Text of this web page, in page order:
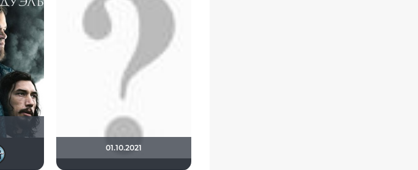
Бомжара с дробовиком
бухгалтерр00701.10.2021